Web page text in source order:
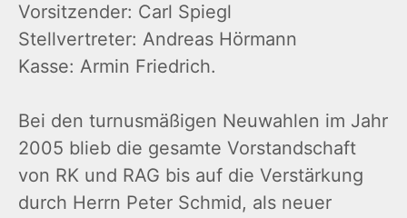
Vorsitzender: Carl Spiegl
Stellvertreter: Andreas Hörmann
Kasse: Armin Friedrich.
Bei den turnusmäßigen Neuwahlen im Jahr
2005 blieb die gesamte Vorstandschaft
von RK und RAG bis auf die Verstärkung
durch Herrn Peter Schmid, als neuer